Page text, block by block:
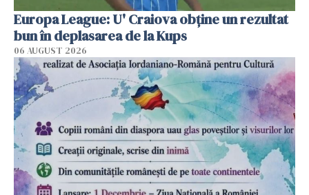
Europa League: U' Craiova obține un rezultat
bun în deplasarea de la Kups
06 AUGUST 2026